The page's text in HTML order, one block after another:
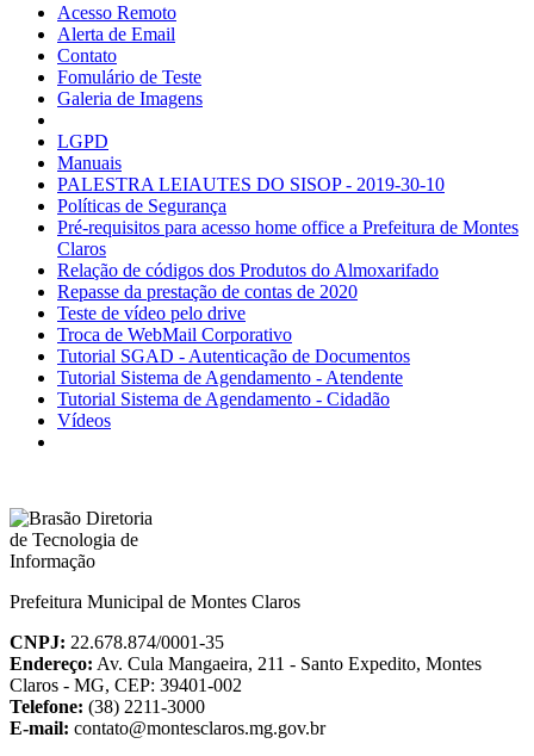
Acesso Remoto
Alerta de Email
Contato
Fomulário de Teste
Galeria de Imagens
LGPD
Manuais
PALESTRA LEIAUTES DO SISOP - 2019-30-10
Políticas de Segurança
Pré-requisitos para acesso home office a Prefeitura de Montes
Claros
Relação de códigos dos Produtos do Almoxarifado
Repasse da prestação de contas de 2020
Teste de vídeo pelo drive
Troca de WebMail Corporativo
Tutorial SGAD - Autenticação de Documentos
Tutorial Sistema de Agendamento - Atendente
Tutorial Sistema de Agendamento - Cidadão
Vídeos
Prefeitura Municipal de Montes Claros
CNPJ: 22.678.874/0001-35
Endereço: Av. Cula Mangaeira, 211 - Santo Expedito, Montes
Claros - MG, CEP: 39401-002
Telefone: (38) 2211-3000
E-mail: contato@montesclaros.mg.gov.br